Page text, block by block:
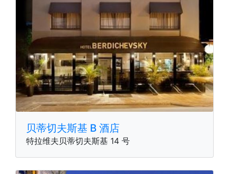
贝蒂切夫斯基 B 酒店
特拉维夫贝蒂切夫斯基 14 号